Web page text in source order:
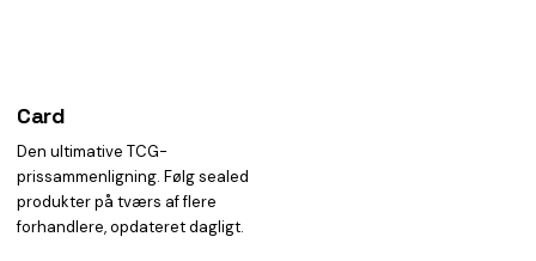
Card
Den ultimative TCG-
prissammenligning. Følg sealed
produkter på tværs af flere
forhandlere, opdateret dagligt.